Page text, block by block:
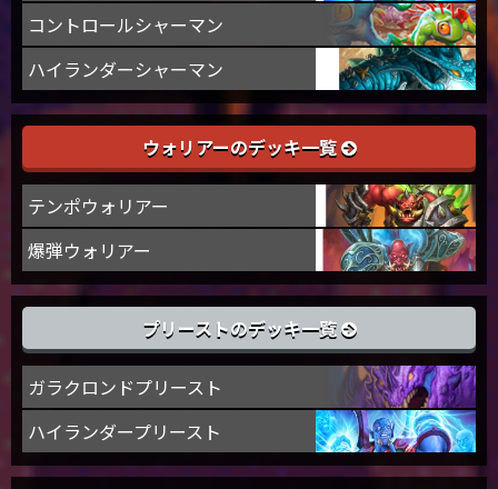
コントロールシャーマン
ハイランダーシャーマン
ウォリアーのデッキ一覧
テンポウォリアー
爆弾ウォリアー
プリーストのデッキ一覧
ガラクロンドプリースト
ハイランダープリースト